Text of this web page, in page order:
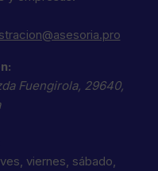
Fuengirola, 29640,
viernes, sábado,